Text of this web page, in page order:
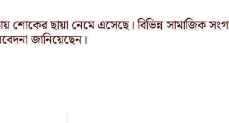
ছায়া নেমে এসেছে। বিভিন্ন সামাজিক
জানিয়েছেন।